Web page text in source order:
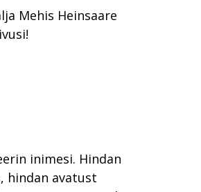
Mehis Heinsaare
inimesi. Hindan
hindan avatust